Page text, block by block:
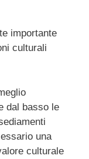
importante
culturali
dal basso le
una
culturale